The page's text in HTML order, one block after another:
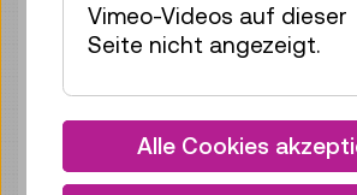
Vimeo-Videos auf dieser
Seite nicht angezeigt.
Alle Cookies